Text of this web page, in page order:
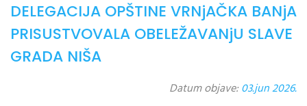
DELEGACIJA OPŠTINE VRNjAČKA BANjA
PRISUSTVOVALA OBELEŽAVANjU SLAVE
GRADA NIŠA
Datum objave:03.jun 2026.